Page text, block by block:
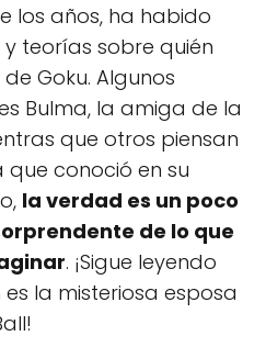
los años, ha habido
teorías sobre quién
Goku. Algunos
Bulma, la amiga de la
que otros piensan
que conoció en su
la verdad es un poco
de lo que
. ¡Sigue leyendo
la misteriosa esposa